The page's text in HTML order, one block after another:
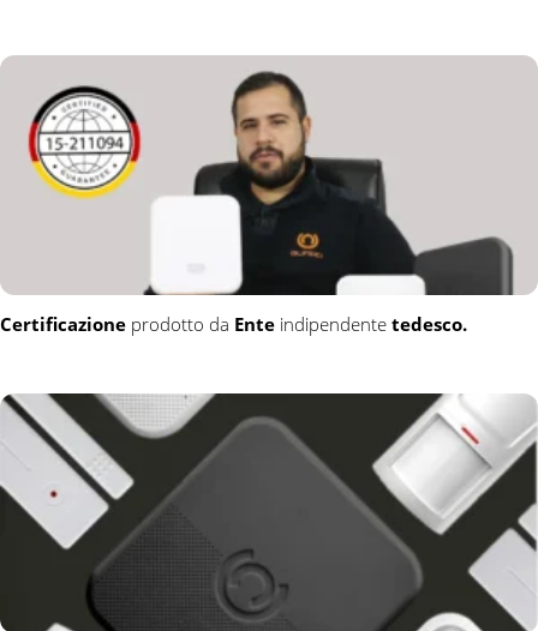
Certificazione prodotto da Ente indipendente tedesco.